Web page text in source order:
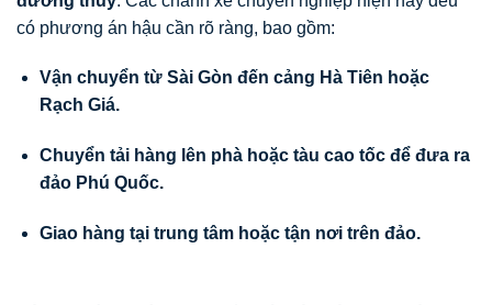
có phương án hậu cần rõ ràng, bao gồm:
Vận chuyển từ Sài Gòn đến cảng Hà Tiên hoặc
Rạch Giá.
Chuyển tải hàng lên phà hoặc tàu cao tốc để đưa ra
đảo Phú Quốc.
Giao hàng tại trung tâm hoặc tận nơi trên đảo.